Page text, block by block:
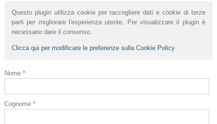
Questo plugin utilizza cookie per raccogliere dati e cookie di terze
parti per migliorare l'esperienza utente. Per visualizzare il plugin è
necessario dare il consenso.
Clicca qui per modificare le preferenze sulla Cookie Policy
Nome *
Cognome *